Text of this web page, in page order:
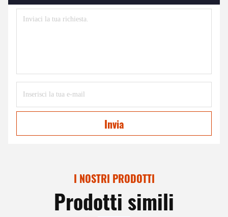
Invia
I NOSTRI PRODOTTI
Prodotti simili